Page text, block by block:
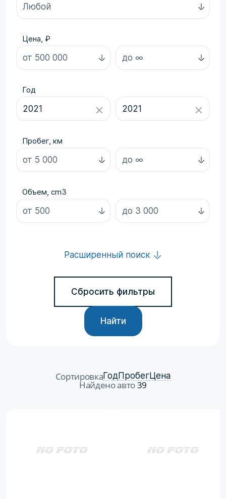
Цена, ₽
Год
Пробег, км
Объем, cm3
Расширенный поиск
Сбросить фильтры
Найти
СортировкаГодПробегЦена
Найдено авто39